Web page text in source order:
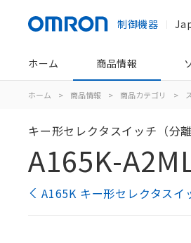
制御機器
ホーム 商品情報
ホーム > 商品情報 > 商品カテゴリ >
キー形セレクタスイッチ（分
A165K-
A165K キー形セレクタス